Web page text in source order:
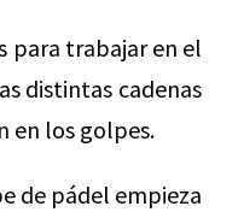
para trabajar en el
distintas cadenas
en los golpes.
de pádel empieza